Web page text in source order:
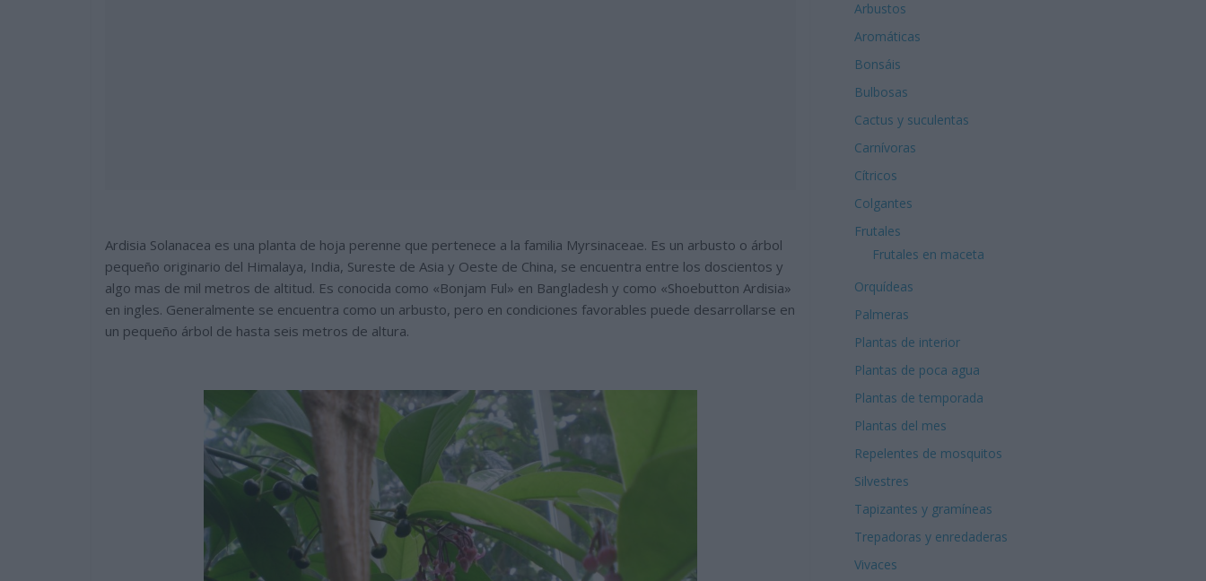
Ardisia Solanacea es una planta de hoja perenne que pertenece a la familia Myrsinaceae. Es un arbusto o árbol
pequeño originario del Himalaya, India, Sureste de Asia y Oeste de China, se encuentra entre los doscientos y
algo mas de mil metros de altitud. Es conocida como «Bonjam Ful» en Bangladesh y como «Shoebutton Ardisia»
en ingles. Generalmente se encuentra como un arbusto, pero en condiciones favorables puede desarrollarse en
un pequeño árbol de hasta seis metros de altura.
Arbustos
Aromáticas
Bonsáis
Bulbosas
Cactus y suculentas
Carnívoras
Cítricos
Colgantes
Frutales
Frutales en maceta
Orquídeas
Palmeras
Plantas de interior
Plantas de poca agua
Plantas de temporada
Plantas del mes
Repelentes de mosquitos
Silvestres
Tapizantes y gramíneas
Trepadoras y enredaderas
Vivaces